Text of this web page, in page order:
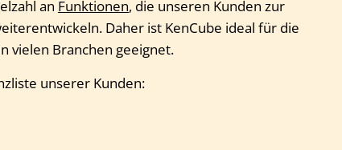
an Funktionen, die unseren Kunden zur
Daher ist KenCube ideal für die
vielen Branchen geeignet.
unserer Kunden: